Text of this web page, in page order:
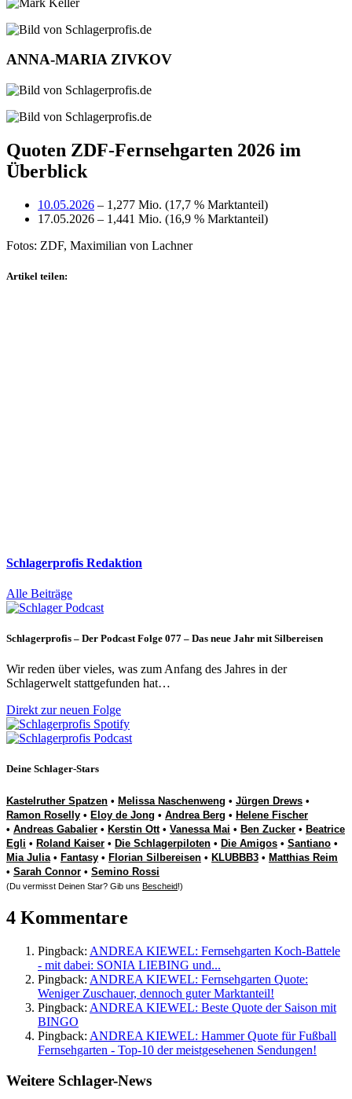
ANNA-MARIA ZIVKOV
Quoten ZDF-Fernsehgarten 2026 im
Überblick
10.05.2026 – 1,277 Mio. (17,7 % Marktanteil)
17.05.2026 – 1,441 Mio. (16,9 % Marktanteil)
Fotos: ZDF, Maximilian von Lachner
Artikel teilen:
Schlagerprofis Redaktion
Alle Beiträge
Schlagerprofis – Der Podcast Folge 077 – Das neue Jahr mit Silbereisen
Wir reden über vieles, was zum Anfang des Jahres in der
Schlagerwelt stattgefunden hat…
Direkt zur neuen Folge
Deine Schlager-Stars
Kastelruther Spatzen • Melissa Naschenweng • Jürgen Drews •
Ramon Roselly • Eloy de Jong • Andrea Berg • Helene Fischer
• Andreas Gabalier • Kerstin Ott• Vanessa Mai • Ben Zucker • Beatrice
Egli • Roland Kaiser • Die Schlagerpiloten • Die Amigos • Santiano •
Mia Julia • Fantasy • Florian Silbereisen • KLUBBB3 • Matthias Reim
• Sarah Connor • Semino Rossi
(Du vermisst Deinen Star? Gib uns Bescheid!)
4 Kommentare
Pingback: ANDREA KIEWEL: Fernsehgarten Koch-Battele
- mit dabei: SONIA LIEBING und...
Pingback: ANDREA KIEWEL: Fernsehgarten Quote:
Weniger Zuschauer, dennoch guter Marktanteil!
Pingback: ANDREA KIEWEL: Beste Quote der Saison mit
BINGO
Pingback: ANDREA KIEWEL: Hammer Quote für Fußball
Fernsehgarten - Top-10 der meistgesehenen Sendungen!
Weitere Schlager-News